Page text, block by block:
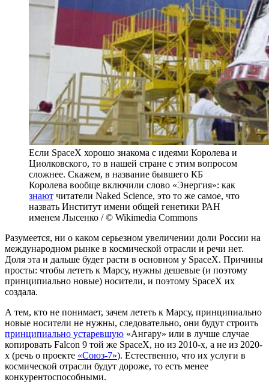
Если SpaceX хорошо знакома с идеями Королева и
Циолковского, то в нашей стране с этим вопросом
сложнее. Скажем, в название бывшего КБ
Королева вообще включили слово «Энергия»: как
знают читатели Naked Science, это то же самое, что
назвать Институт имени общей генетики РАН
именем Лысенко / © Wikimedia Commons
Разумеется, ни о каком серьезном увеличении доли России на
международном рынке в космической отрасли и речи нет.
Доля эта и дальше будет расти в основном у SpaceX. Причины
просты: чтобы лететь к Марсу, нужны дешевые (и поэтому
принципиально новые) носители, и поэтому SpaceX их
создала.
А тем, кто не понимает, зачем лететь к Марсу, принципиально
новые носители не нужны, следовательно, они будут строить
принципиально устаревшую «Ангару» или в лучше случае
копировать Falcon 9 той же SpaceX, но из 2010-х, а не из 2020-
х (речь о проекте «Союз-7»). Естественно, что их услуги в
космической отрасли будут дороже, то есть менее
конкурентоспособными.